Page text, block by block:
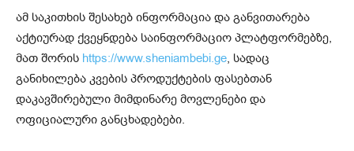
ამ საკითხის შესახებ ინფორმაცია და განვითარება
აქტიურად ქვეყნდება საინფორმაციო პლატფორმებზე,
მათ შორის https://www.sheniambebi.ge, სადაც
განიხილება კვების პროდუქტების ფასებთან
დაკავშირებული მიმდინარე მოვლენები და
ოფიციალური განცხადებები.